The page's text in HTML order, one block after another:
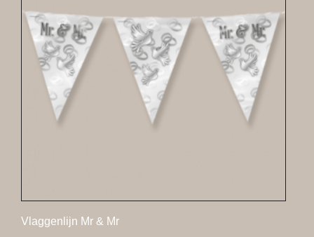
Vlaggenlijn Mr & Mr